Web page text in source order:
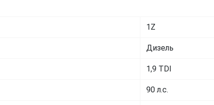
1Z
Дизель
1,9 TDI
90 л.с.